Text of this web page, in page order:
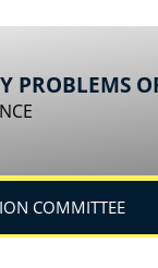
PROBLEMS
COMMITTEE